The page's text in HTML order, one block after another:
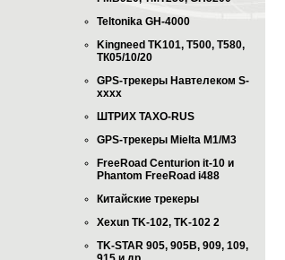
Teltonika GH-4000
Kingneed TK101, T500, T580,
ТК05/10/20
GPS-трекеры Навтелеком S-
xxxx
ШТРИХ TAXO-RUS
GPS-трекеры Mielta M1/M3
FreeRoad Сеnturion it-10 и
Phantom FreeRoad i488
Китайские трекеры
Xexun TK-102, TK-102 2
TK-STAR 905, 905B, 909, 109,